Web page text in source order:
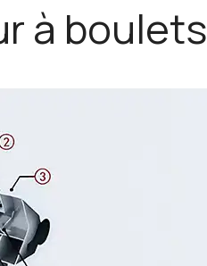
à boulets